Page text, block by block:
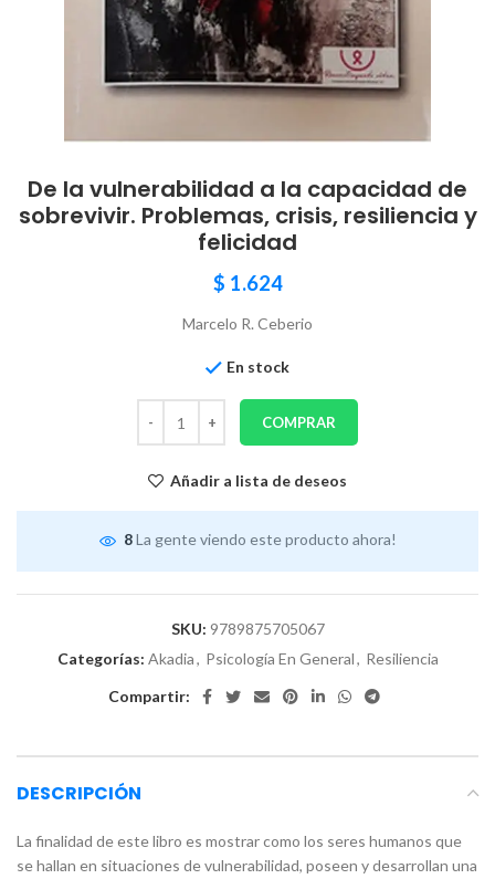
De la vulnerabilidad a la capacidad de
sobrevivir. Problemas, crisis, resiliencia y
felicidad
$ 1.624
Marcelo R. Ceberio
En stock
COMPRAR
Añadir a lista de deseos
8 La gente viendo este producto ahora!
SKU: 9789875705067
Categorías: Akadia, Psicología En General, Resiliencia
Compartir:
DESCRIPCIÓN
La finalidad de este libro es mostrar como los seres humanos que
se hallan en situaciones de vulnerabilidad, poseen y desarrollan una